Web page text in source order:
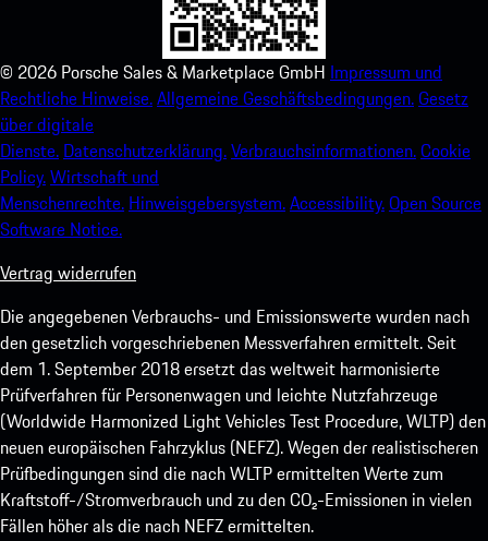
© 2026 Porsche Sales & Marketplace GmbH Impressum und
Rechtliche Hinweise.Allgemeine Geschäftsbedingungen.Gesetz
über digitale
Dienste. Datenschutzerklärung.Verbrauchsinformationen.Cookie
Policy.Wirtschaft und
Menschenrechte. Hinweisgebersystem.Accessibility.Open Source
Software Notice.
Vertrag widerrufen
Die angegebenen Verbrauchs- und Emissionswerte wurden nach
den gesetzlich vorgeschriebenen Messverfahren ermittelt. Seit
dem 1. September 2018 ersetzt das weltweit harmonisierte
Prüfverfahren für Personenwagen und leichte Nutzfahrzeuge
(Worldwide Harmonized Light Vehicles Test Procedure, WLTP) den
neuen europäischen Fahrzyklus (NEFZ). Wegen der realistischeren
Prüfbedingungen sind die nach WLTP ermittelten Werte zum
Kraftstoff-/Stromverbrauch und zu den CO₂-Emissionen in vielen
Fällen höher als die nach NEFZ ermittelten.